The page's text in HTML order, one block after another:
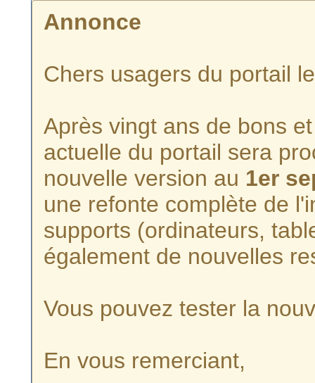
Annonce
Chers usagers du portail
Après vingt ans de bons
actuelle du portail sera
nouvelle version au 1er
une refonte complète de
supports (ordinateurs,
également de nouvelles
Vous pouvez tester la
En vous remerciant,